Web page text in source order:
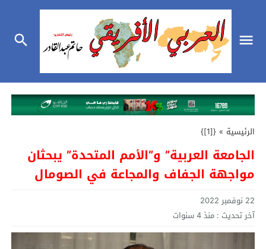
الرئيسية »
{[1]}
الجامعة العربية” و”الأمم المتحدة” يبحثان
مواجهة الجفاف والمجاعة في الصومال
22 نوفمبر 2022
آخر تحديث : منذ 4 سنوات